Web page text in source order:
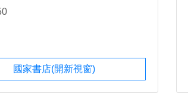
國家書店(開新視窗)